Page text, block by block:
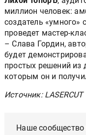
миллион человек:
создатель «умного»
проведет мастер-
– Слава Гордин,
будет
простых решений из
которым он и
Источник: LASERCUT
Наше сообщество